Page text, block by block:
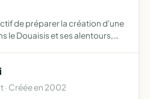
de préparer la création d'une
le Douaisis et ses alentours,
· Créée en 2002